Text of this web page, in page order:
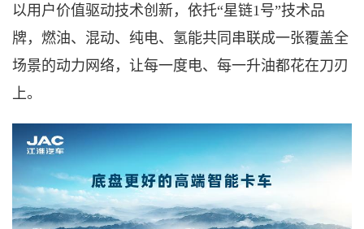
以用户价值驱动技术创新，依托“星链1号”技术品
牌，燃油、混动、纯电、氢能共同串联成一张覆盖全
场景的动力网络，让每一度电、每一升油都花在刀刃
上。